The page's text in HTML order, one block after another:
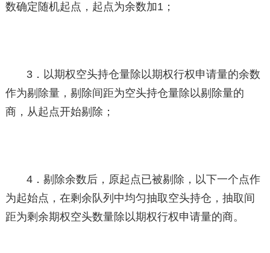
数确定随机起点，起点为余数加1；
3．以期权空头持仓量除以期权行权申请量的余数
作为剔除量，剔除间距为空头持仓量除以剔除量的
商，从起点开始剔除；
4．剔除余数后，原起点已被剔除，以下一个点作
为起始点，在剩余队列中均匀抽取空头持仓，抽取间
距为剩余期权空头数量除以期权行权申请量的商。